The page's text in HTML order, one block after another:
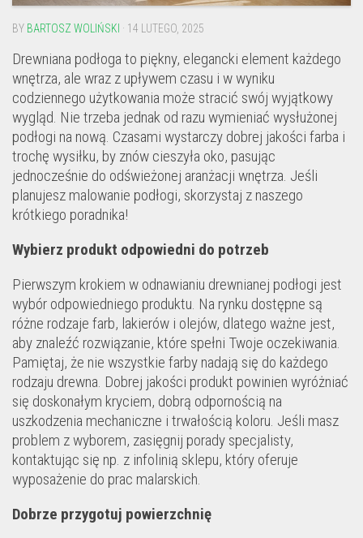
BY BARTOSZ WOLIŃSKI · 14 LUTEGO, 2025
Drewniana podłoga to piękny, elegancki element każdego
wnętrza, ale wraz z upływem czasu i w wyniku
codziennego użytkowania może stracić swój wyjątkowy
wygląd. Nie trzeba jednak od razu wymieniać wysłużonej
podłogi na nową. Czasami wystarczy dobrej jakości farba i
trochę wysiłku, by znów cieszyła oko, pasując
jednocześnie do odświeżonej aranżacji wnętrza. Jeśli
planujesz malowanie podłogi, skorzystaj z naszego
krótkiego poradnika!
Wybierz produkt odpowiedni do potrzeb
Pierwszym krokiem w odnawianiu drewnianej podłogi jest
wybór odpowiedniego produktu. Na rynku dostępne są
różne rodzaje farb, lakierów i olejów, dlatego ważne jest,
aby znaleźć rozwiązanie, które spełni Twoje oczekiwania.
Pamiętaj, że nie wszystkie farby nadają się do każdego
rodzaju drewna. Dobrej jakości produkt powinien wyróżniać
się doskonałym kryciem, dobrą odpornością na
uszkodzenia mechaniczne i trwałością koloru. Jeśli masz
problem z wyborem, zasięgnij porady specjalisty,
kontaktując się np. z infolinią sklepu, który oferuje
wyposażenie do prac malarskich.
Dobrze przygotuj powierzchnię